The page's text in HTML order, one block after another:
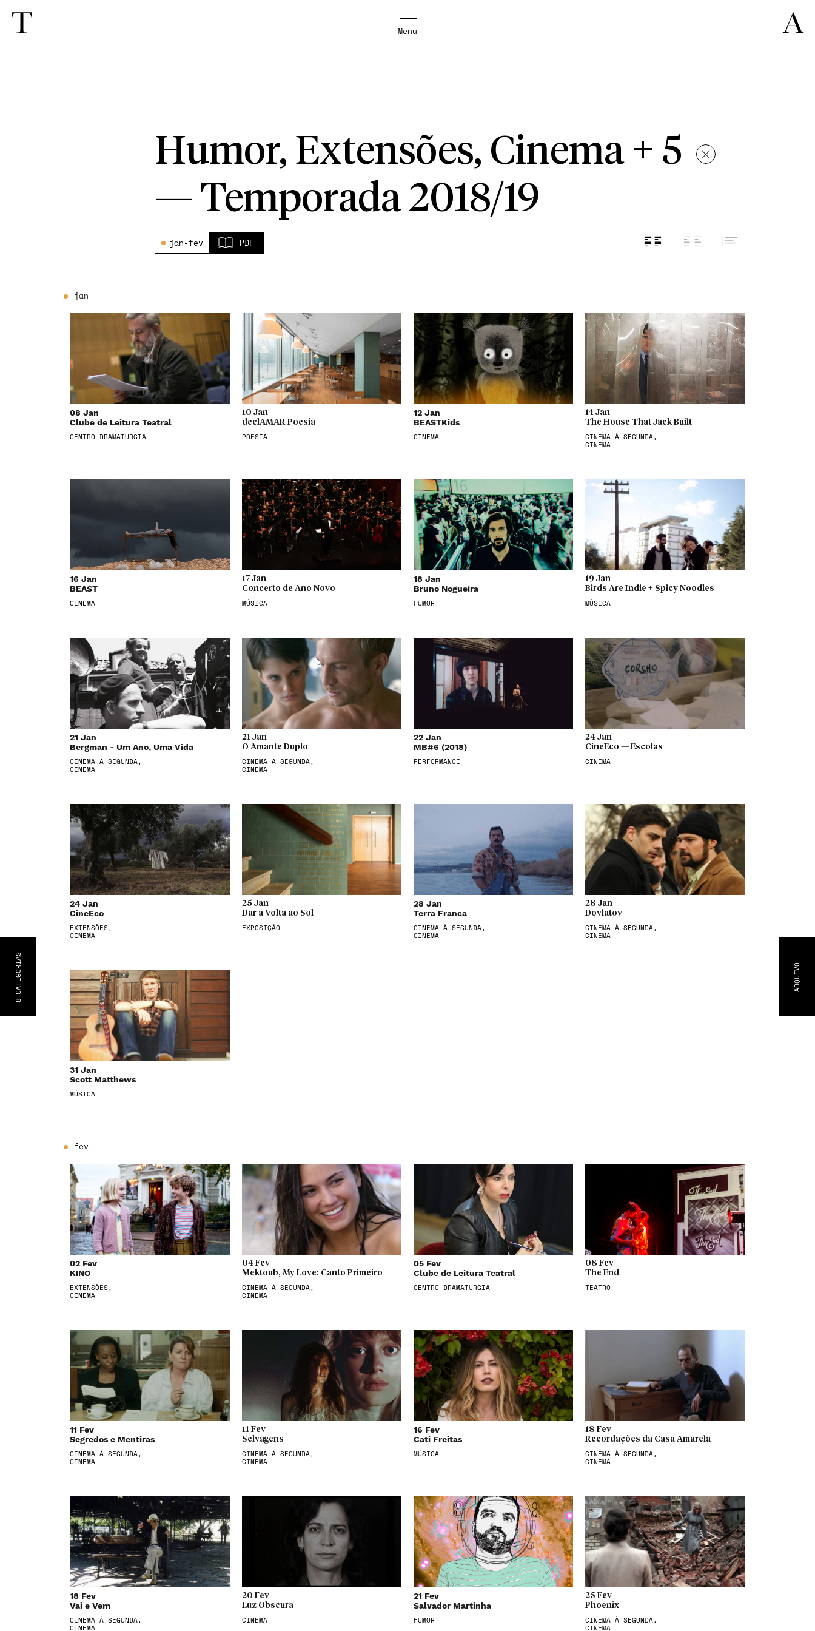
Menu
ARQUIVO
8
CATEGORIA
S
Humor, Extensões, Cinema + 5
— Temporada 2018/19
jan-fev PDF
jan
08 Jan
Clube de Leitura Teatral
CENTRO DRAMATURGIA
10 Jan
declAMAR Poesia
POESIA
12 Jan
BEASTKids
CINEMA
14 Jan
The House That Jack Built
CINEMA À SEGUNDA,
CINEMA
16 Jan
BEAST
CINEMA
17 Jan
Concerto de Ano Novo
MÚSICA
18 Jan
Bruno Nogueira
HUMOR
19 Jan
Birds Are Indie + Spicy Noodles
MÚSICA
21 Jan
Bergman - Um Ano, Uma Vida
CINEMA À SEGUNDA,
CINEMA
21 Jan
O Amante Duplo
CINEMA À SEGUNDA,
CINEMA
22 Jan
MB#6 (2018)
PERFORMANCE
24 Jan
CineEco — Escolas
CINEMA
24 Jan
CineEco
EXTENSÕES,
CINEMA
25 Jan
Dar a Volta ao Sol
EXPOSIÇÃO
28 Jan
Terra Franca
CINEMA À SEGUNDA,
CINEMA
28 Jan
Dovlatov
CINEMA À SEGUNDA,
CINEMA
31 Jan
Scott Matthews
MÚSICA
fev
02 Fev
KINO
EXTENSÕES,
CINEMA
04 Fev
Mektoub, My Love: Canto Primeiro
CINEMA À SEGUNDA,
CINEMA
05 Fev
Clube de Leitura Teatral
CENTRO DRAMATURGIA
08 Fev
The End
TEATRO
11 Fev
Segredos e Mentiras
CINEMA À SEGUNDA,
CINEMA
11 Fev
Selvagens
CINEMA À SEGUNDA,
CINEMA
16 Fev
Cati Freitas
MÚSICA
18 Fev
Recordações da Casa Amarela
CINEMA À SEGUNDA,
CINEMA
18 Fev
Vai e Vem
CINEMA À SEGUNDA,
CINEMA
20 Fev
Luz Obscura
CINEMA
21 Fev
Salvador Martinha
HUMOR
25 Fev
Phoenix
CINEMA À SEGUNDA,
CINEMA